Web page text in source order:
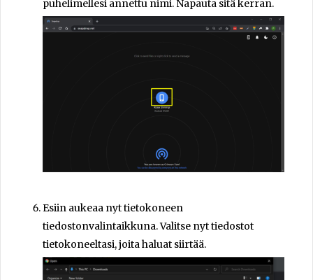
puhelimellesi annettu nimi. Napauta sitä kerran.
Esiin aukeaa nyt tietokoneen
tiedostonvalintaikkuna. Valitse nyt tiedostot
tietokoneeltasi, joita haluat siirtää.